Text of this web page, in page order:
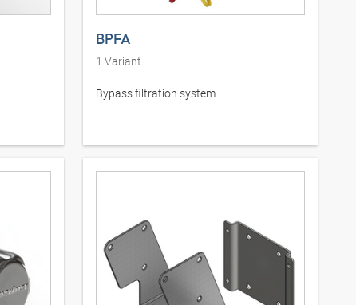
BPFA
1 Variant
Bypass filtration system